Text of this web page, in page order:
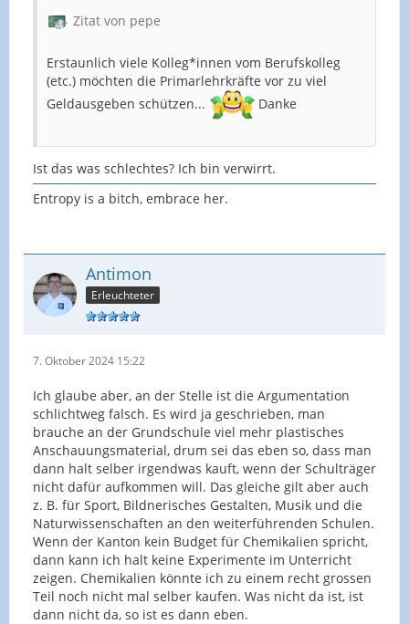
Zitat von pepe
Erstaunlich viele Kolleg*innen vom Berufskolleg
(etc.) möchten die Primarlehrkräfte vor zu viel
Geldausgeben schützen...
Danke
Ist das was schlechtes? Ich bin verwirrt.
Entropy is a bitch, embrace her.
Antimon
Erleuchteter
7. Oktober 2024 15:22
Ich glaube aber, an der Stelle ist die Argumentation
schlichtweg falsch. Es wird ja geschrieben, man
brauche an der Grundschule viel mehr plastisches
Anschauungsmaterial, drum sei das eben so, dass man
dann halt selber irgendwas kauft, wenn der Schulträger
nicht dafür aufkommen will. Das gleiche gilt aber auch
z. B. für Sport, Bildnerisches Gestalten, Musik und die
Naturwissenschaften an den weiterführenden Schulen.
Wenn der Kanton kein Budget für Chemikalien spricht,
dann kann ich halt keine Experimente im Unterricht
zeigen. Chemikalien könnte ich zu einem recht grossen
Teil noch nicht mal selber kaufen. Was nicht da ist, ist
dann nicht da, so ist es dann eben.